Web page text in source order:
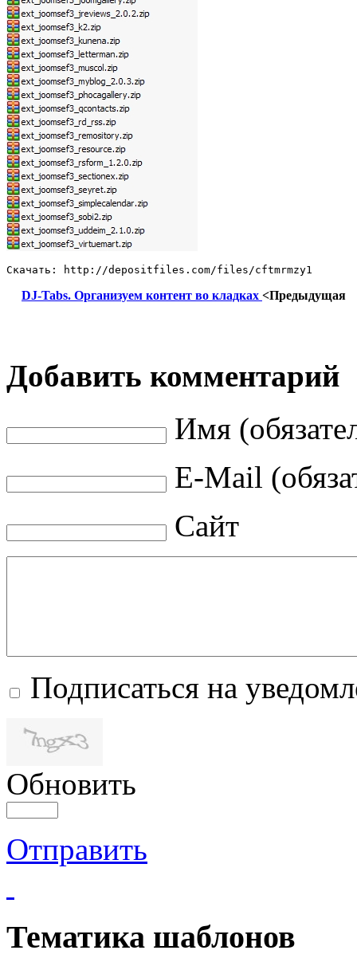
Скачать: http://depositfiles.com/files/cftmrmzy1
DJ-Tabs. Организуем контент во кладках <Предыдущая
Добавить комментарий
Имя
E-Mail
Сайт
Подписаться на
Обновить
Отправить
Тематика шаблонов